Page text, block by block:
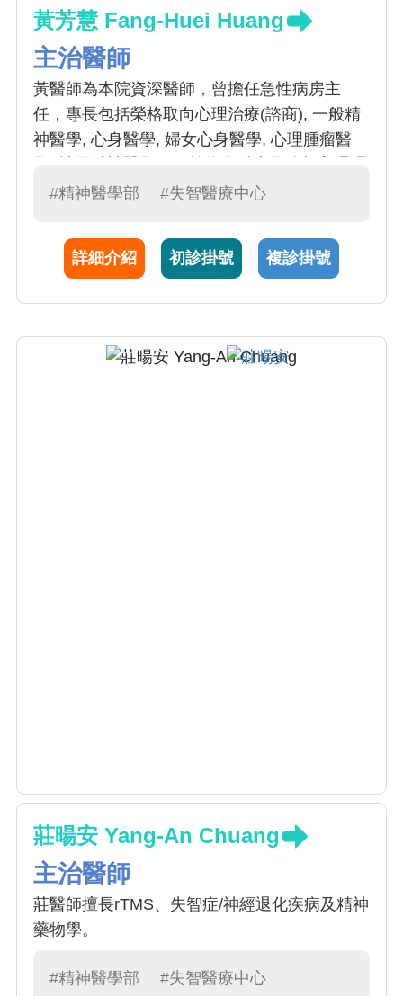
黃芳慧 Fang-Huei Huang
主治醫師
黃醫師為本院資深醫師，曾擔任急性病房主
任，專長包括榮格取向心理治療(諮商), 一般精
神醫學, 心身醫學, 婦女心身醫學, 心理腫瘤醫
士在職專班進修中。
#精神醫學部 #失智醫療中心
詳細介紹 初診掛號 複診掛號
莊暘安 Yang-An Chuang
主治醫師
莊醫師擅長rTMS、失智症/神經退化疾病及精神
藥物學。
#精神醫學部 #失智醫療中心